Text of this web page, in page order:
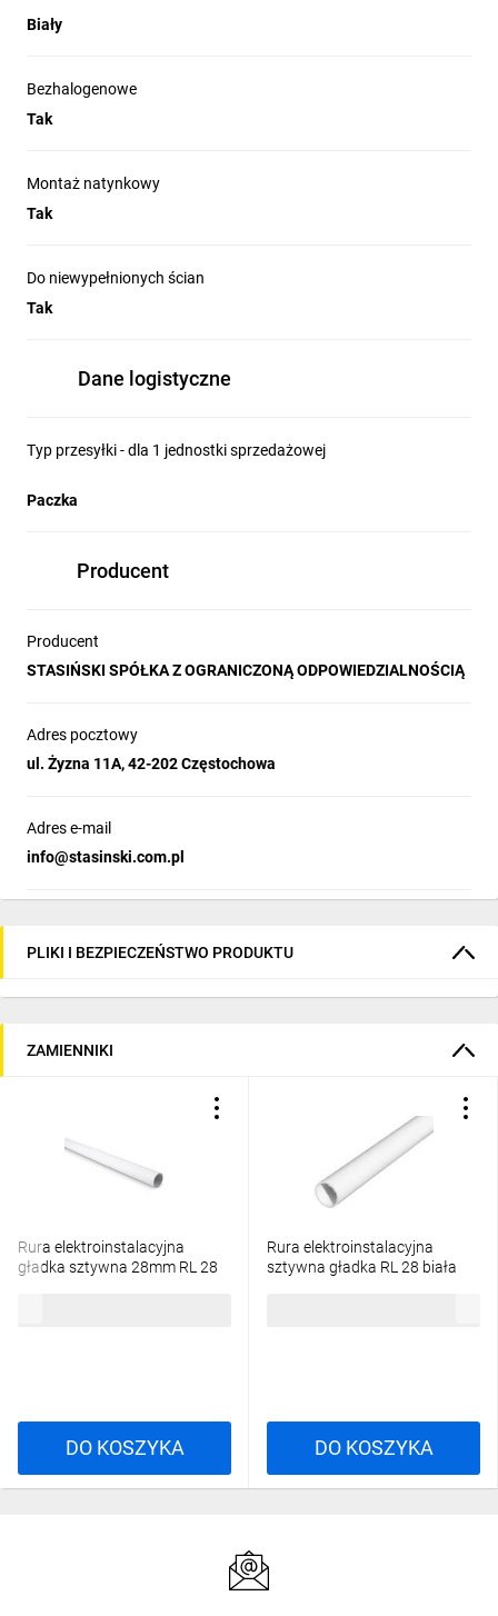
Biały
Bezhalogenowe
Tak
Montaż natynkowy
Tak
Do niewypełnionych ścian
Tak
Dane logistyczne
Typ przesyłki - dla 1 jednostki sprzedażowej
Paczka
Producent
Producent
STASIŃSKI SPÓŁKA Z OGRANICZONĄ ODPOWIEDZIALNOŚCIĄ
Adres pocztowy
ul. Żyzna 11A, 42-202 Częstochowa
Adres e-mail
info@stasinski.com.pl
PLIKI I BEZPIECZEŃSTWO PRODUKTU
ZAMIENNIKI
Rura elektroinstalacyjna
gładka sztywna 28mm RL 28
DO KOSZYKA
Rura elektroinstalacyjna
sztywna gładka RL 28 biała
DO KOSZYKA